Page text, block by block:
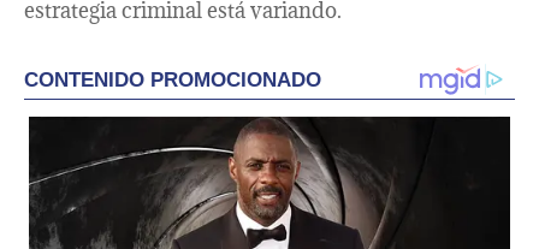
estrategia criminal está variando.